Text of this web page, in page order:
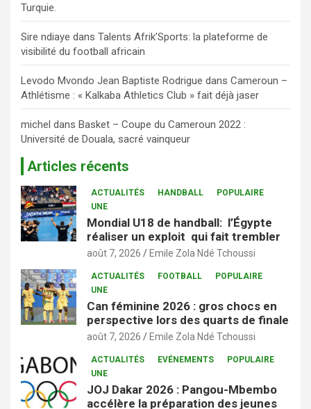
Turquie.
Sire ndiaye dans Talents Afrik’Sports: la plateforme de
visibilité du football africain
Levodo Mvondo Jean Baptiste Rodrigue dans Cameroun –
Athlétisme : « Kalkaba Athletics Club » fait déjà jaser
michel dans Basket – Coupe du Cameroun 2022 :
Université de Douala, sacré vainqueur
Articles récents
ACTUALITÉS HANDBALL
POPULAIRE
UNE
Mondial U18 de handball: l’Égypte
réaliser un exploit qui fait trembler
août 7, 2026 Emile Zola Ndé Tchoussi
ACTUALITÉS FOOTBALL
POPULAIRE
UNE
Can féminine 2026 : gros chocs en
perspective lors des quarts de finale
août 7, 2026 Emile Zola Ndé Tchoussi
ACTUALITÉS EVÉNEMENTS
POPULAIRE
UNE
JOJ Dakar 2026 : Pangou-Mbembo
accélère la préparation des jeunes